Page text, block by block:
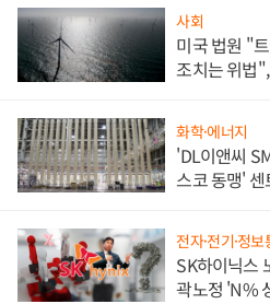
사회
미국 법원 "
조치는 위법
화학·에너지
'DL이앤씨
스코 동맹'
전자·전기·정보
SK하이닉스
곽노정 'N%